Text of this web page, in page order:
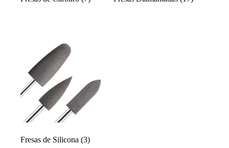
Fresas de Silicona (3)